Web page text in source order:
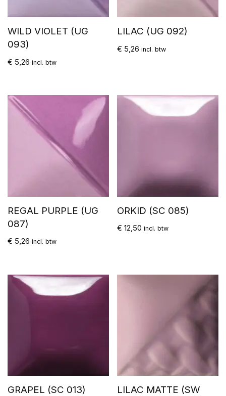
WILD VIOLET (UG
093)
€ 5,26 incl. btw
LILAC (UG 092)
€ 5,26 incl. btw
REGAL PURPLE (UG
087)
€ 5,26 incl. btw
ORKID (SC 085)
€ 12,50 incl. btw
GRAPEL (SC 013) LILAC MATTE (SW